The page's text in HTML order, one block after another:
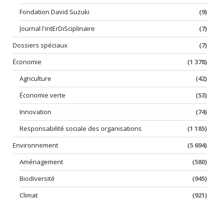
Fondation David Suzuki
(9)
Journal l'intErDiSciplinaire
(7)
Dossiers spéciaux
(7)
Économie
(1 378)
Agriculture
(42)
Économie verte
(53)
Innovation
(74)
Responsabilité sociale des organisations
(1 185)
Environnement
(5 694)
Aménagement
(580)
Biodiversité
(945)
Climat
(921)